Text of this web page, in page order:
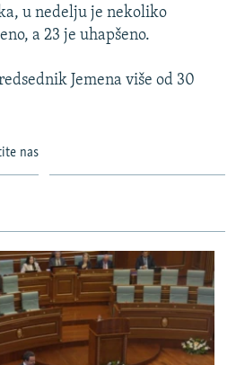
u nedelju je nekoliko
a 23 je uhapšeno.
Jemena više od 30
nas